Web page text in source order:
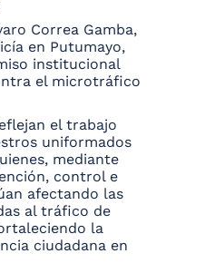
Correa Gamba,
en Putumayo,
institucional
el microtráfico
el trabajo
uniformados
mediante
control e
afectando las
al tráfico de
la
ciudadana en